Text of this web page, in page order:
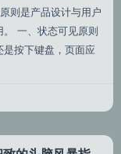
则是产品设计与用户
一、状态可见原则
是按下键盘，页面应